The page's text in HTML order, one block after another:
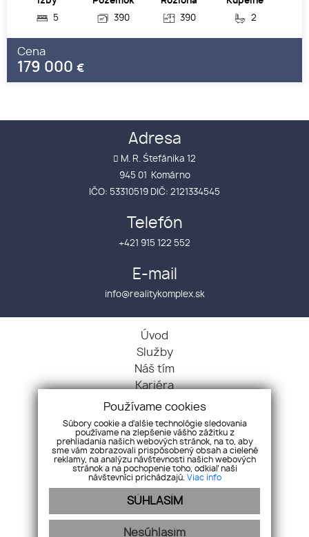
5
390
390
2
Cena
179 000 €
Adresa
M. R. Śtefánika 12
945 01 Komárno
IČO: 53310519 DIČ: 2121334545
Telefón
+421 915 122 552
E-mail
info@realitykomplex.sk
Úvod
Služby
Náš tím
Kariéra
Kontakt
GDPR
Chcem predať
Chcem kúpiť
Byty
Pozemky
Objekty
Používame cookies
Súbory cookie a ďalšie technológie sledovania
používame na zlepšenie vášho zážitku z
prehliadania našich webových stránok, na to, aby
sme vám zobrazovali prispôsobený obsah a cielené
reklamy, na analýzu návštevnosti našich webových
stránok a na pochopenie toho, odkiaľ naši
návštevníci prichádzajú. Viac info
SÚHLASÍM
Nesúhlasím